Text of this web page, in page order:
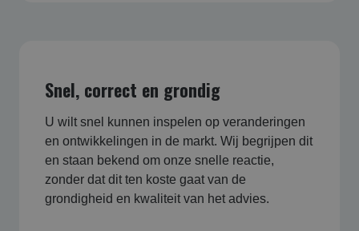
Snel, correct en grondig
U wilt snel kunnen inspelen op veranderingen
en ontwikkelingen in de markt. Wij begrijpen dit
en staan bekend om onze snelle reactie,
zonder dat dit ten koste gaat van de
grondigheid en kwaliteit van het advies.